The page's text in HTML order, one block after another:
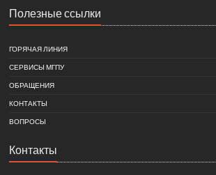
Полезные ссылки
ГОРЯЧАЯ ЛИНИЯ
СЕРВИСЫ МГПУ
ОБРАЩЕНИЯ
КОНТАКТЫ
ВОПРОСЫ
Контакты